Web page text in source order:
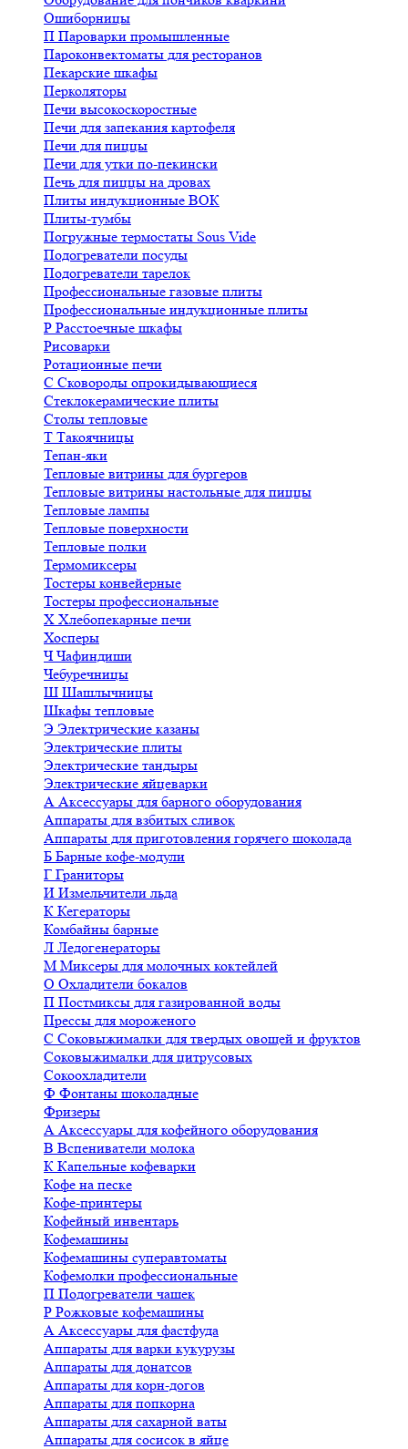
Ошиборницы
П Пароварки промышленные
Пароконвектоматы для ресторанов
Пекарские шкафы
Перколяторы
Печи высокоскоростные
Печи для запекания картофеля
Печи для пиццы
Печи для утки по-пекински
Печь для пиццы на дровах
Плиты индукционные ВОК
Плиты-тумбы
Погружные термостаты Sous Vide
Подогреватели посуды
Подогреватели тарелок
Профессиональные газовые плиты
Профессиональные индукционные плиты
Р Расстоечные шкафы
Рисоварки
Ротационные печи
С Сковороды опрокидывающиеся
Стеклокерамические плиты
Столы тепловые
Т Такоячницы
Тепан-яки
Тепловые витрины для бургеров
Тепловые витрины настольные для пиццы
Тепловые лампы
Тепловые поверхности
Тепловые полки
Термомиксеры
Тостеры конвейерные
Тостеры профессиональные
Х Хлебопекарные печи
Хосперы
ЧЧафиндиши
Чебуречницы
Ш Шашлычницы
Шкафы тепловые
Э Электрические казаны
Электрические плиты
Электрические тандыры
Электрические яйцеварки
А Аксессуары для барного оборудования
Аппараты для взбитых сливок
Аппараты для приготовления горячего шоколада
Б Барные кофе-модули
Г Граниторы
И Измельчители льда
К Кегераторы
Комбайны барные
Л Ледогенераторы
М Миксеры для молочных коктейлей
О Охладители бокалов
П Постмиксы для газированной воды
Прессы для мороженого
С Соковыжималки для твердых овощей и фруктов
Соковыжималки для цитрусовых
Сокоохладители
Ф Фонтаны шоколадные
Фризеры
А Аксессуары для кофейного оборудования
В Вспениватели молока
К Капельные кофеварки
Кофе на песке
Кофе-принтеры
Кофейный инвентарь
Кофемашины
Кофемашины суперавтоматы
Кофемолки профессиональные
П Подогреватели чашек
Р Рожковые кофемашины
А Аксессуары для фастфуда
Аппараты для варки кукурузы
Аппараты для донатсов
Аппараты для корн-догов
Аппараты для попкорна
Аппараты для сахарной ваты
Аппараты для сосисок в яйце